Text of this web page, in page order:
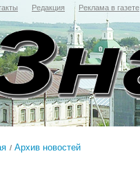
Редакция Реклама в газете
Архив новостей